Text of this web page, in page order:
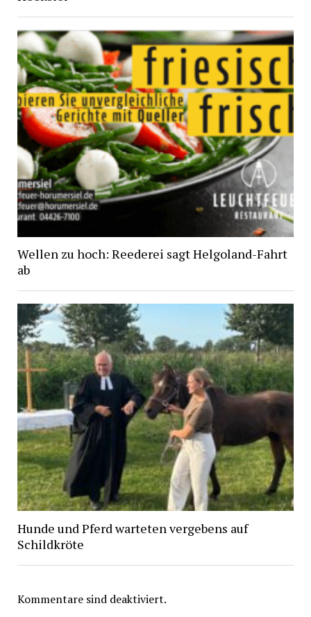
Wellen zu hoch: Reederei sagt Helgoland-Fahrt
ab
Hunde und Pferd warteten vergebens auf
Schildkröte
Kommentare sind deaktiviert.